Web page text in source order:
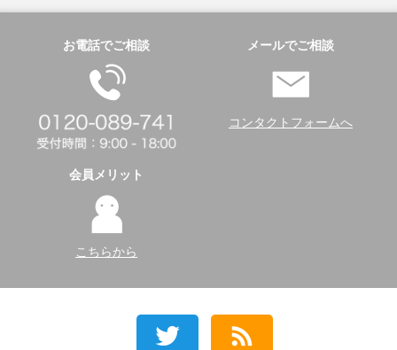
お電話でご相談 メールでご相談
コンタクトフォームへ
会員メリット
こちらから